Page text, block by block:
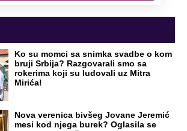
PRIČE